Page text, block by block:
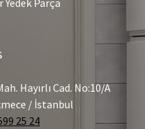
Parça
Hayırlı Cad. No:10/A
/ İstanbul
25 24